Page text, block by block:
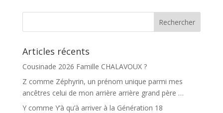
Articles récents
Cousinade 2026 Famille CHALAVOUX ?
Z comme Zéphyrin, un prénom unique parmi mes
ancêtres celui de mon arrière arrière grand père …
Y comme Y’à qu’à arriver à la Génération 18